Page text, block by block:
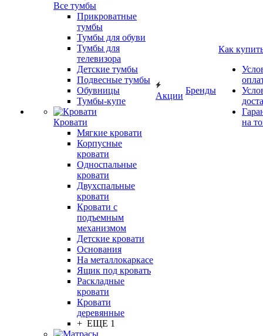
Все тумбы
Прикроватные
тумбы
Тумбы для обуви
Тумбы для
телевизора
Детские тумбы
Подвесные тумбы
Обувницы
Тумбы-купе
Кровати
Мягкие кровати
Корпусные
кровати
Односпальные
кровати
Двухспальные
кровати
Кровати с
подъемным
механизмом
Детские кровати
Основания
На металлокаркасе
Ящик под кровать
Раскладные
кровати
Кровати
деревянные
+ ЕЩЕ 1
Акции
Бренды
Как
на